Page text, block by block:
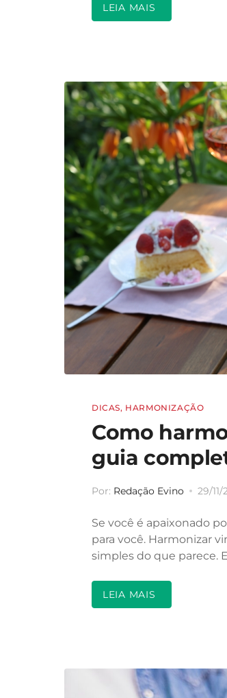
LEIA MAIS
DICAS, HARMONIZAÇÃO
Como
guia
Por: Redação Evino 29/11/
Se você é apaixonado
para você. Harmonizar
simples do que parece.
LEIA MAIS